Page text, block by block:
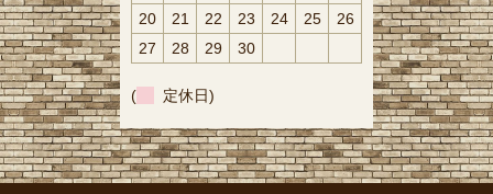
20 21 22 23 24 25
26
27
28 29 30
( 定休日)